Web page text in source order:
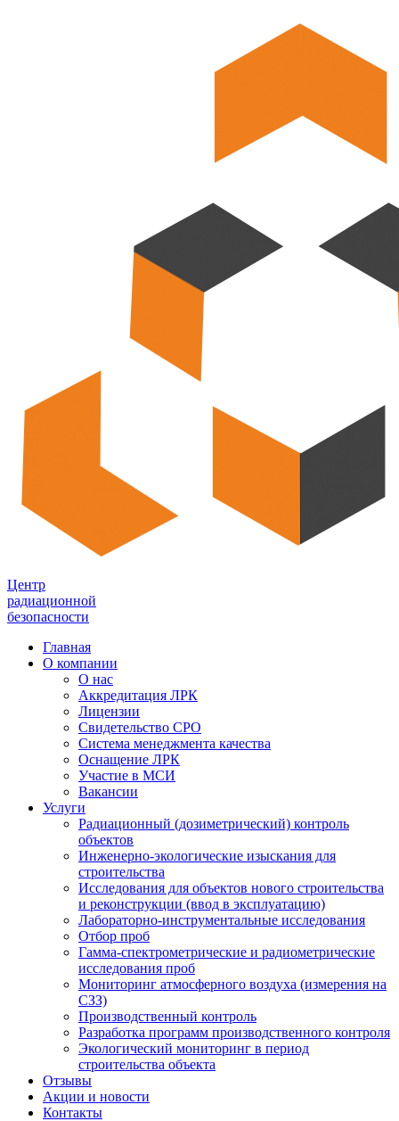
Центр
радиационной
безопасности
Главная
О компании
О нас
Аккредитация ЛРК
Лицензии
Свидетельство СРО
Система менеджмента качества
Оснащение ЛРК
Участие в МСИ
Вакансии
Услуги
Радиационный (дозиметрический) контроль
объектов
Инженерно-экологические изыскания для
строительства
Исследования для объектов нового строительства
и реконструкции (ввод в эксплуатацию)
Лабораторно-инструментальные исследования
Отбор проб
Гамма-спектрометрические и радиометрические
исследования проб
Мониторинг атмосферного воздуха (измерения на
СЗЗ)
Производственный контроль
Разработка программ производственного контроля
Экологический мониторинг в период
строительства объекта
Отзывы
Акции и новости
Контакты